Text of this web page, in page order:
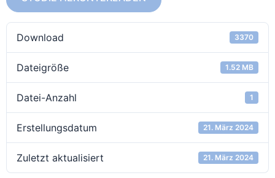
Download 3370
Dateigröße 1.52 MB
Datei-Anzahl 1
Erstellungsdatum 21. März 2024
Zuletzt aktualisiert 21. März 2024